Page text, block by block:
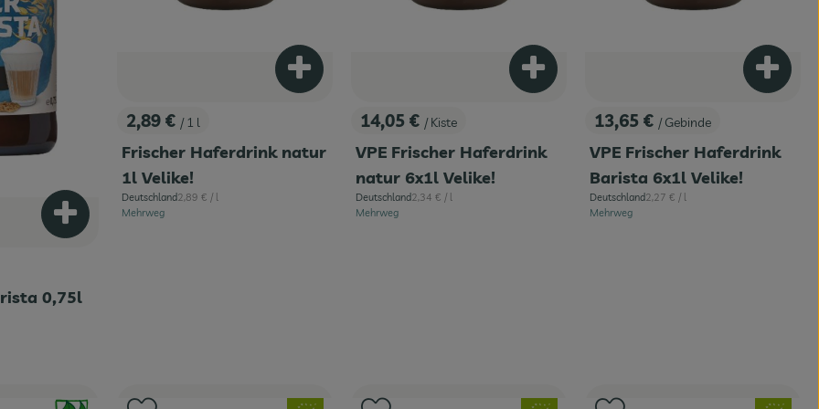
0,75l
Produkt zum Warenkorb hinzufügen
, Preis:
2,89 € / 1 l
Frischer Haferdrink natur
1l Velike!
, Herkunft:
Deutschland, Referenzpreis:
2,89 € / l
Mehrweg
Produkt zum Warenkorb hinzufügen
, Preis:
14,05 € / Kiste
VPE Frischer Haferdrink
natur 6x1l Velike!
, Herkunft:
Deutschland, Referenzpreis:
2,34 € / l
Mehrweg
Produkt zum Warenkorb hinzufügen
, Preis:
13,65 € / Gebinde
VPE Frischer Haferdrink
Barista 6x1l Velike!
, Herkunft:
Deutschland, Referenzpreis:
2,27 € / l
Mehrweg